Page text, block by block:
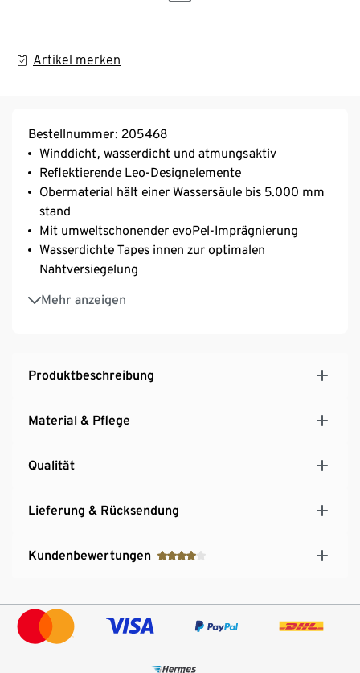
Artikel merken
Bestellnummer: 205468
Winddicht, wasserdicht und atmungsaktiv
Reflektierende Leo-Designelemente
Obermaterial hält einer Wassersäule bis 5.000 mm
stand
Mit umweltschonender evoPel-Imprägnierung
Wasserdichte Tapes innen zur optimalen
Nahtversiegelung
Mehr anzeigen
Taftfutter
Elastischer Bund und elastische Beinabschlüsse
Produktbeschreibung
Material & Pflege
Qualität
Lieferung & Rücksendung
Kundenbewertungen